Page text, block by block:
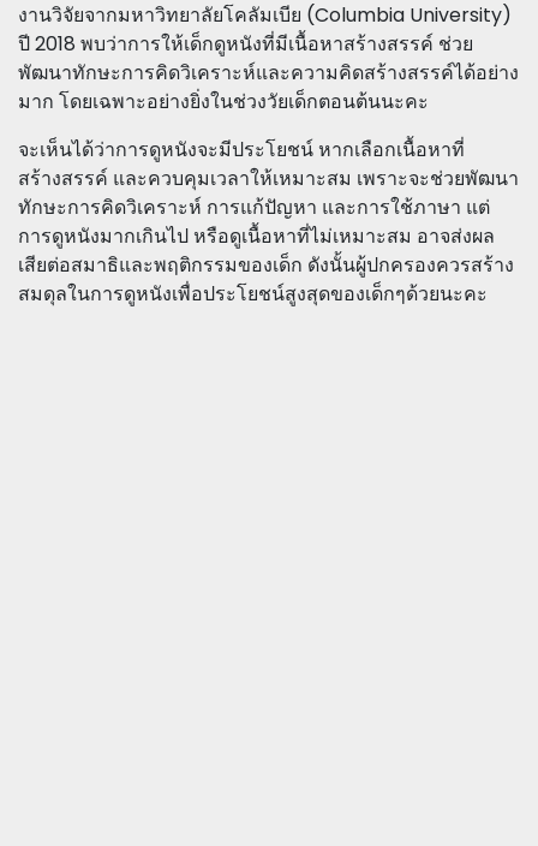
งานวิจัยจากมหาวิทยาลัยโคลัมเบีย (Columbia University)
ปี 2018 พบว่าการให้เด็กดูหนังที่มีเนื้อหาสร้างสรรค์ ช่วย
พัฒนาทักษะการคิดวิเคราะห์และความคิดสร้างสรรค์ได้อย่าง
มาก โดยเฉพาะอย่างยิ่งในช่วงวัยเด็กตอนต้นนะคะ
จะเห็นได้ว่าการดูหนังจะมีประโยชน์ หากเลือกเนื้อหาที่
สร้างสรรค์ และควบคุมเวลาให้เหมาะสม เพราะจะช่วยพัฒนา
ทักษะการคิดวิเคราะห์ การแก้ปัญหา และการใช้ภาษา แต่
การดูหนังมากเกินไป หรือดูเนื้อหาที่ไม่เหมาะสม อาจส่งผล
เสียต่อสมาธิและพฤติกรรมของเด็ก ดังนั้นผู้ปกครองควรสร้าง
สมดุลในการดูหนังเพื่อประโยชน์สูงสุดของเด็กๆด้วยนะคะ